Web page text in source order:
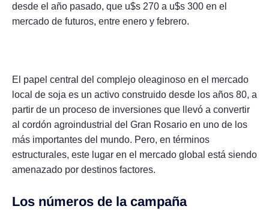
desde el año pasado, que u$s 270 a u$s 300 en el
mercado de futuros, entre enero y febrero.
El papel central del complejo oleaginoso en el mercado
local de soja es un activo construido desde los años 80, a
partir de un proceso de inversiones que llevó a convertir
al cordón agroindustrial del Gran Rosario en uno de los
más importantes del mundo. Pero, en términos
estructurales, este lugar en el mercado global está siendo
amenazado por destinos factores.
Los números de la campaña